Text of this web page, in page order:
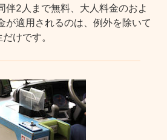
伴2人まで無料、大人料金のおよ
が適用されるのは、例外を除いて
けです。